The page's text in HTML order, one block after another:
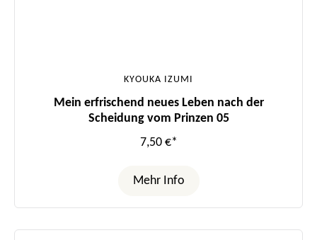
KYOUKA IZUMI
Mein erfrischend neues Leben nach der
Scheidung vom Prinzen 05
7,50 €*
Mehr Info